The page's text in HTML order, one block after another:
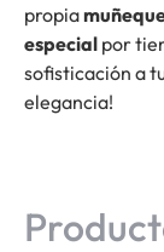
propia
especial por
sofisticación a
elegancia!